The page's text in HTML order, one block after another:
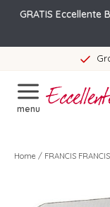
GRATIS
Gratis
menu
Home / FRANCIS